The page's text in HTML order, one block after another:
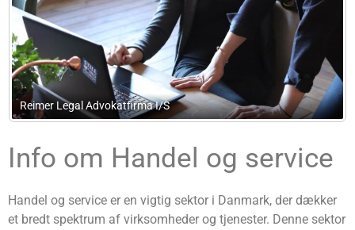
Bogholderiet
Info om Handel og service
Handel og service er en vigtig sektor i Danmark, der dækker
et bredt spektrum af virksomheder og tjenester. Denne sektor